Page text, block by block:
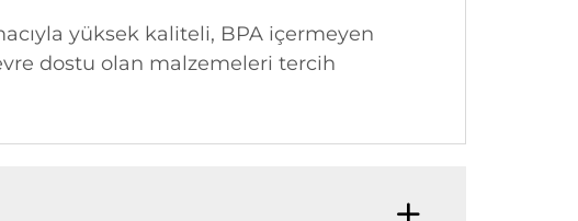
yüksek kaliteli, BPA içermeyen
dostu olan malzemeleri tercih